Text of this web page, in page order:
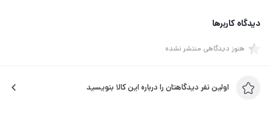
دیدگاه کاربرها
هنوز دیدگاهی منتشر نشده
اولین نفر دیدگاهتان را درباره این کالا بنویسید